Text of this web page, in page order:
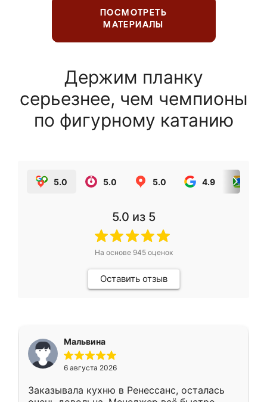
ПОСМОТРЕТЬ
МАТЕРИАЛЫ
Держим планку
серьезнее, чем чемпионы
по фигурному катанию
5.0 5.0 5.0 4.9
5.0 из 5
На основе 945оценок
Оставить отзыв
Мальвина
6 августа 2026
Заказывала кухню в Ренессанс, осталась